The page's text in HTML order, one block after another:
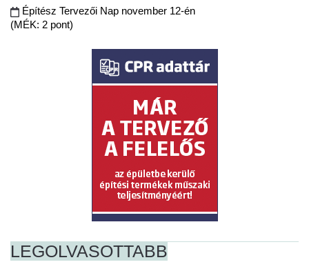
Építész Tervezői Nap november 12-én
(MÉK: 2 pont)
LEGOLVASOTTABB